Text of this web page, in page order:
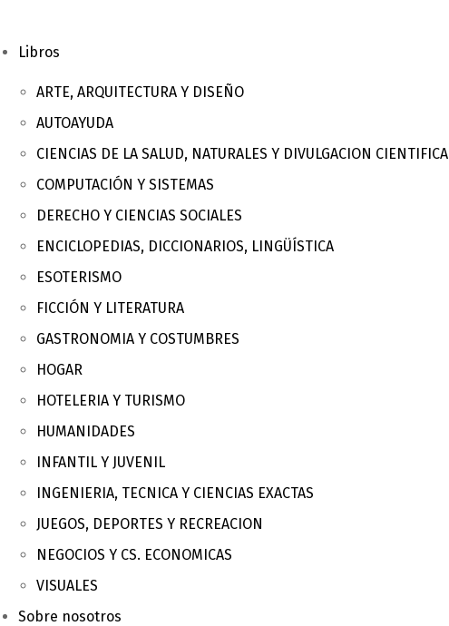
Libros
ARTE, ARQUITECTURA Y DISEÑO
AUTOAYUDA
CIENCIAS DE LA SALUD, NATURALES Y DIVULGACION CIENTIFICA
COMPUTACIÓN Y SISTEMAS
DERECHO Y CIENCIAS SOCIALES
ENCICLOPEDIAS, DICCIONARIOS, LINGÜÍSTICA
ESOTERISMO
FICCIÓN Y LITERATURA
GASTRONOMIA Y COSTUMBRES
HOGAR
HOTELERIA Y TURISMO
HUMANIDADES
INFANTIL Y JUVENIL
INGENIERIA, TECNICA Y CIENCIAS EXACTAS
JUEGOS, DEPORTES Y RECREACION
NEGOCIOS Y CS. ECONOMICAS
VISUALES
Sobre nosotros